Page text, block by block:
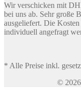
Wir verschicken mit
bei uns ab. Sehr große
ausgeliefert. Die
individuell angefragt
* Alle Preise inkl.
©